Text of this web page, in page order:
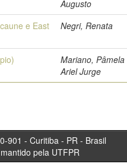
Augusto
e East
Negri, Renata
Mariano, Pâmela
Ariel Jurge
901 - Curitiba -
pela UTFPR